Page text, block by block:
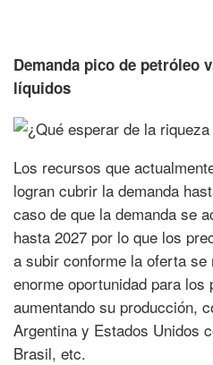
Demanda pico de petróleo
líquidos
Los recursos que
logran cubrir la demanda
caso de que la demanda se
hasta 2027 por lo que los
a subir conforme la oferta se
enorme oportunidad para los
aumentando su producción,
Argentina y Estados Unidos
Brasil, etc.